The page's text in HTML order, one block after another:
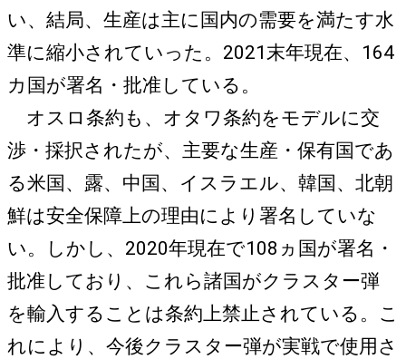
い、結局、生産は主に国内の需要を満たす水
準に縮小されていった。2021末年現在、164
カ国が署名・批准している。
オスロ条約も、オタワ条約をモデルに交
渉・採択されたが、主要な生産・保有国であ
る米国、露、中国、イスラエル、韓国、北朝
鮮は安全保障上の理由により署名していな
い。しかし、2020年現在で108ヵ国が署名・
批准しており、これら諸国がクラスター弾
を輸入することは条約上禁止されている。こ
れにより、今後クラスター弾が実戦で使用さ